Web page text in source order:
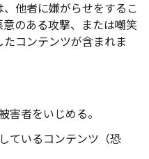
他者に嫌がらせをするこ
のある攻撃、または嘲笑
コンテンツが含まれま
害者をいじめる。
ているコンテンツ（恐